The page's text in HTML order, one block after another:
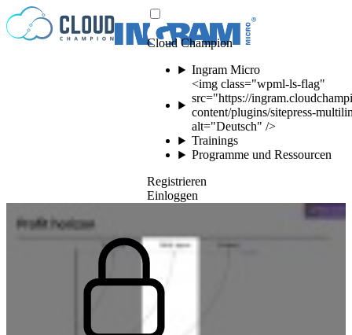
Zum Inhalt springen
Cloud Champion
Ingram Micro
<img class="wpml-ls-flag"
src="https://
content/plugins/sitepress-
alt="Deutsch" />
Trainings
Programme und Ressourcen
Registrieren
Einloggen